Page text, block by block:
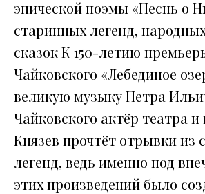
эпической поэмы «Песнь о
старинных легенд,
сказок К 150-летию
Чайковского «Лебединое
великую музыку Петра
Чайковского актёр театра
Князев прочтёт отрывки из
легенд, ведь именно под
этих произведений было